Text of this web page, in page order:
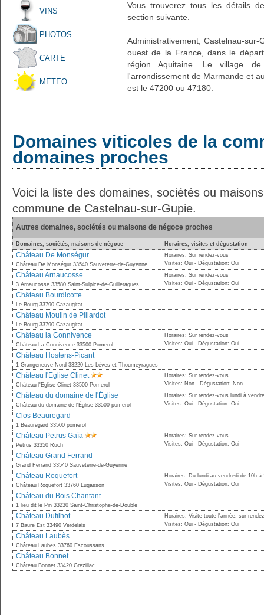
VINS
PHOTOS
CARTE
METEO
Vous trouverez tous les détails
section suivante.
Administrativement, Castelnau-
ouest de la France, dans le
région Aquitaine. Le village de
l'arrondissement de Marmande et
est le 47200 ou 47180.
Domaines viticoles de la
domaines proches
Voici la liste des domaines, sociétés ou
commune de Castelnau-sur-Gupie.
Autres domaines, sociétés ou maisons de négoce proches
Domaines, sociétés, maisons de négoce Horaires, visites et dégustation
Château De Monségur
Château De Monségur 33540 Sauveterre-de-Guyenne
Horaires: Sur rendez-vous
Visites: Oui - Dégustation: Oui
Château Arnaucosse
3 Arnaucosse 33580 Saint-Sulpice-de-Guilleragues
Horaires: Sur rendez-vous
Visites: Oui - Dégustation: Oui
Château Bourdicotte
Le Bourg 33790 Cazaugitat
Château Moulin de Pillardot
Le Bourg 33790 Cazaugitat
Château la Connivence
Château La Connivence 33500 Pomerol
Horaires: Sur rendez-vous
Visites: Oui - Dégustation: Oui
Château Hostens-Picant
1 Grangeneuve Nord 33220 Les Lèves-et-Thoumeyragues
Château l'Eglise Clinet
Château l'Eglise Clinet 33500 Pomerol
Horaires: Sur rendez-vous
Visites: Non - Dégustation: Non
Château du domaine de l'Église
Château du domaine de l'Église 33500 pomerol
Horaires: Sur rendez-vous lundi à
Visites: Oui - Dégustation: Oui
Clos Beauregard
1 Beauregard 33500 pomerol
Château Petrus Gaïa
Petrus 33350 Ruch
Horaires: Sur rendez-vous
Visites: Oui - Dégustation: Oui
Château Grand Ferrand
Grand Ferrand 33540 Sauveterre-de-Guyenne
Château Roquefort
Château Roquefort 33760 Lugasson
Horaires: Du lundi au vendredi de 10h à
Visites: Oui - Dégustation: Oui
Château du Bois Chantant
1 lieu dit le Pin 33230 Saint-Christophe-de-Double
Château Dufilhot
7 Baure Est 33490 Verdelais
Horaires: Visite toute l'année, sur
Visites: Oui - Dégustation: Oui
Château Laubès
Château Laubes 33760 Escoussans
Château Bonnet
Château Bonnet 33420 Grezillac